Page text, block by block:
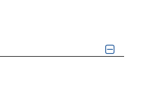
ZULETZT ANGESEHENE